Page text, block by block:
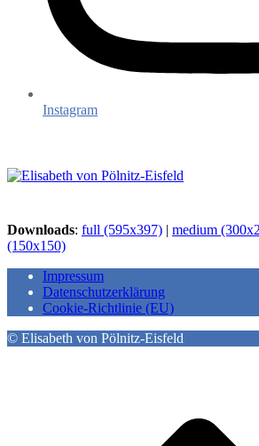
Instagram
Downloads: full (595x397) | medium
(150x150)
Impressum
Datenschutzerklärung
Cookie-Richtlinie (EU)
© Elisabeth von Pölnitz-Eisfeld